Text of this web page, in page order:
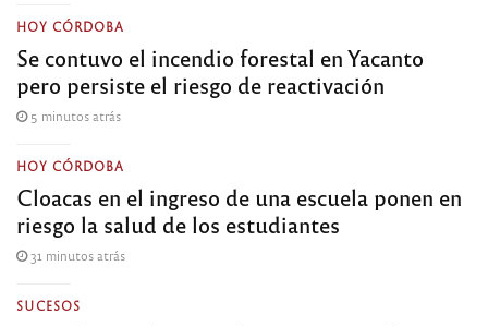
HOY CÓRDOBA
Se contuvo el incendio forestal en Yacanto
pero persiste el riesgo de reactivación
5 minutos atrás
HOY CÓRDOBA
Cloacas en el ingreso de una escuela ponen en
riesgo la salud de los estudiantes
31 minutos atrás
SUCESOS